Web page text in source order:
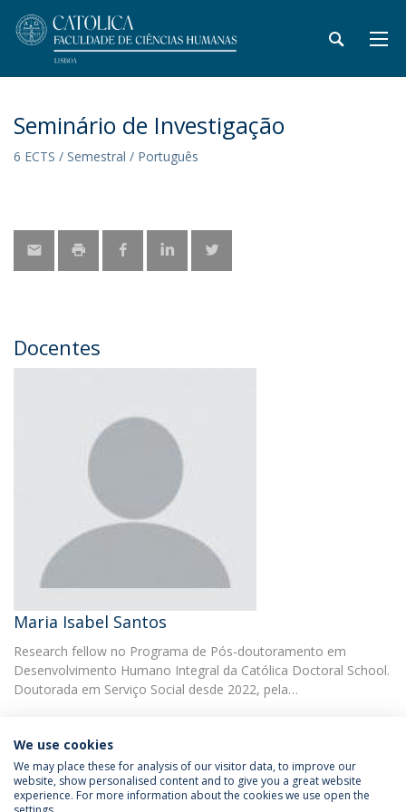
Seminário de Investigação
6 ECTS / Semestral / Português
Docentes
Maria Isabel Santos
Research fellow no Programa de Pós-doutoramento em
Desenvolvimento Humano Integral da Católica Doctoral School.
Doutorada em Serviço Social desde 2022, pela…
Política de Privacidade
Termos & Condições
We use cookies
We may place these for analysis of our visitor data, to improve our
website, show personalised content and to give you a great website
experience. For more information about the cookies we use open the